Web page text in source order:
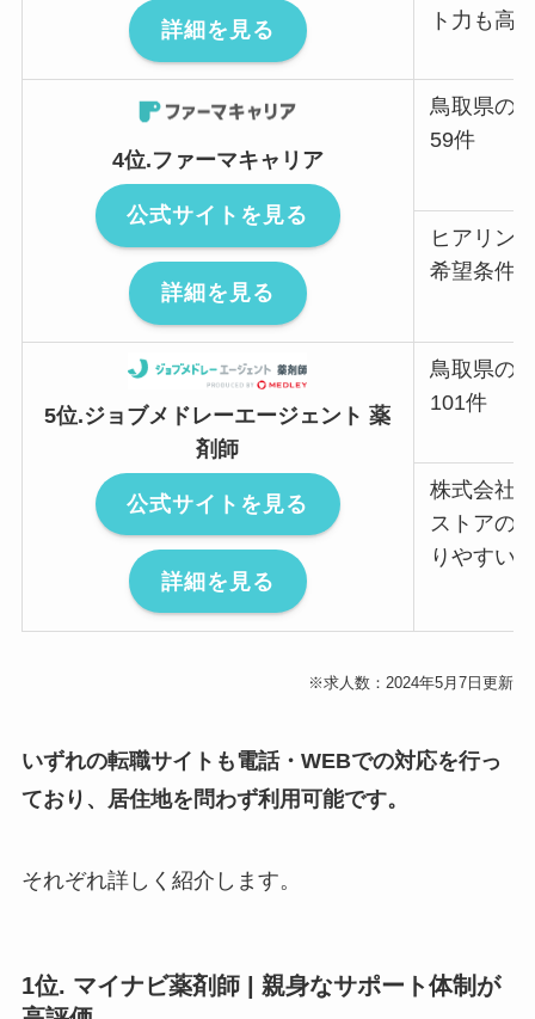
詳細を見る ト力も高
4位.ファーマキャリア
公式サイトを見る
詳細を見る
鳥取県の
59件
ヒアリン
希望条件
5位.ジョブメドレーエージェント 薬
剤師
公式サイトを見る
詳細を見る
鳥取県の
101件
株式会社
ストアの
りやすい
※求人数：2024年5月7日更新
いずれの転職サイトも電話・WEBでの対応を行っ
ており、居住地を問わず利用可能です。
それぞれ詳しく紹介します。
1位. マイナビ薬剤師 | 親身なサポート体制が